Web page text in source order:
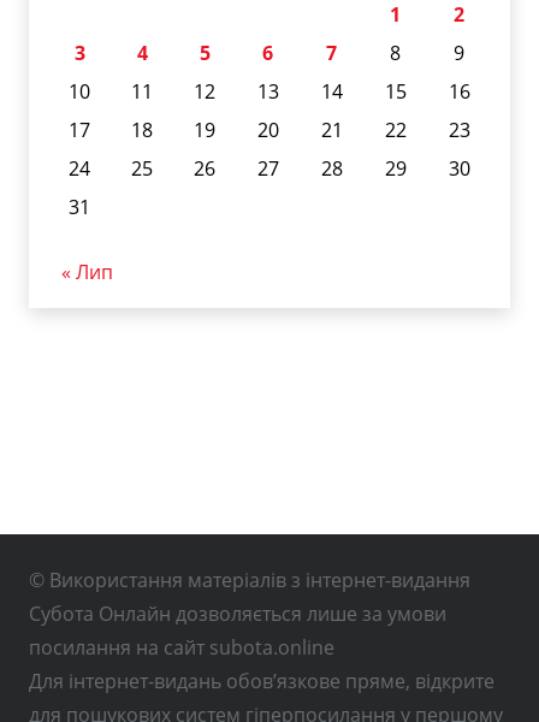
1
2
3
4 5 6 7 8
9
10
11 12 13 14 15
16
17
18 19 20 21 22
23
24
25 26 27 28 29
30
31
« Лип
© Використання матеріалів з інтернет-видання
Субота Онлайн дозволяється лише за умови
посилання на сайт subota.online
Для інтернет-видань обов’язкове пряме, відкрите
для пошукових систем гіперпосилання у першому